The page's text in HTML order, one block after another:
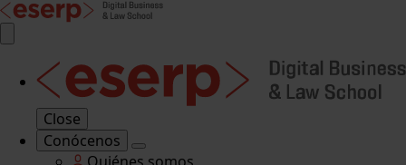
Close
Conócenos